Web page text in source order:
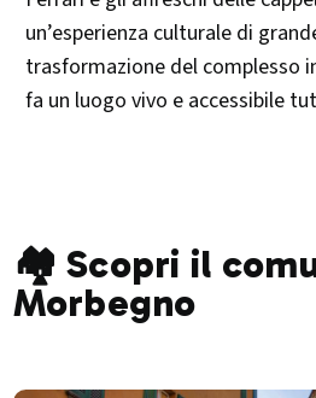
un’esperienza culturale di
trasformazione del complesso
fa un luogo vivo e accessibile
🏘️ Scopri il
Morbegno